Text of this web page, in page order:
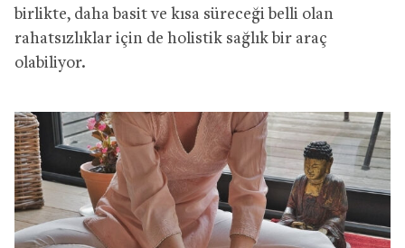
birlikte, daha basit ve kısa süreceği belli olan
rahatsızlıklar için de holistik sağlık bir araç
olabiliyor.